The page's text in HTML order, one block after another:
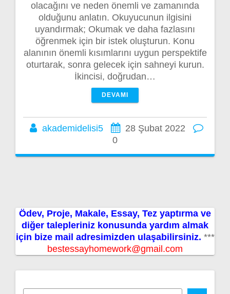
olacağını ve neden önemli ve zamanında
olduğunu anlatın. Okuyucunun ilgisini
uyandırmak; Okumak ve daha fazlasını
öğrenmek için bir istek oluşturun. Konu
alanının önemli kısımlarını uygun perspektife
oturtarak, sonra gelecek için sahneyi kurun.
İkincisi, doğrudan…
DEVAMI
akademidelisi5
28 Şubat 2022
0
Ödev, Proje, Makale, Essay, Tez yaptırma ve
diğer talepleriniz konusunda yardım almak
için bize mail adresimizden ulaşabilirsiniz. ***
bestessayhomework@gmail.com